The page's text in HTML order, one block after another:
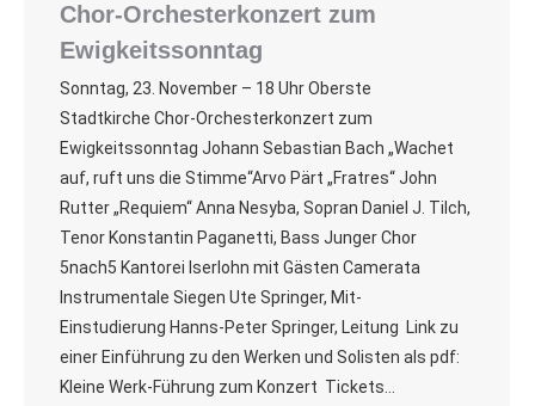
Chor-Orchesterkonzert zum
Ewigkeitssonntag
Sonntag, 23. November – 18 Uhr Oberste
Stadtkirche Chor-Orchesterkonzert zum
Ewigkeitssonntag Johann Sebastian Bach „Wachet
auf, ruft uns die Stimme“Arvo Pärt „Fratres“ John
Rutter „Requiem“ Anna Nesyba, Sopran Daniel J. Tilch,
Tenor Konstantin Paganetti, Bass Junger Chor
5nach5 Kantorei Iserlohn mit Gästen Camerata
Instrumentale Siegen Ute Springer, Mit-
Einstudierung Hanns-Peter Springer, Leitung Link zu
einer Einführung zu den Werken und Solisten als pdf:
Kleine Werk-Führung zum Konzert Tickets…